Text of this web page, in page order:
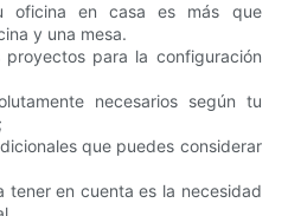
oficina en casa es más que
y una mesa.
para la configuración
necesarios según tu
que puedes considerar
tener en cuenta es la necesidad